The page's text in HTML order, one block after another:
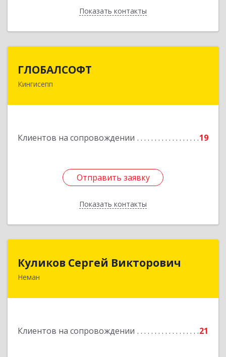
Показать контакты
Назад
ГЛОБАЛСОФТ
Кингисепп
Клиентов на сопровождении 19
Отправить заявку
Показать контакты
188485, Ленинградская обл, Кингисеппский р-н,
Отправить заявку
Назад
Куликов Сергей Викторович
Неман
Клиентов на сопровождении 21
Куликов Сергей Викторович